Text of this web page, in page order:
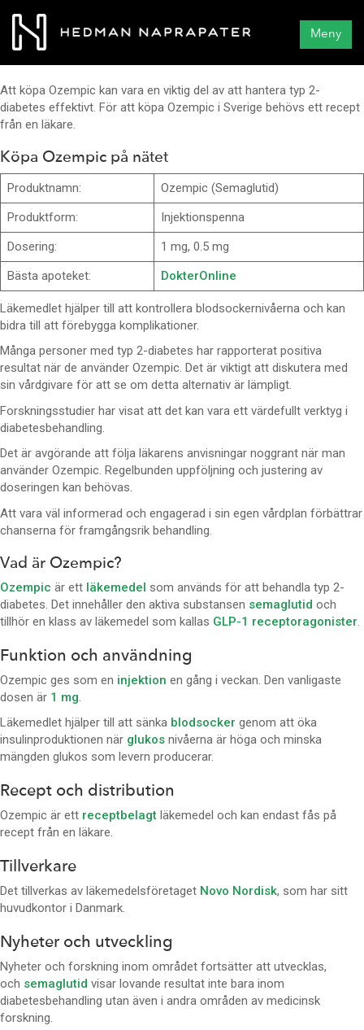
Meny
Att köpa Ozempic kan vara en viktig del av att hantera typ 2-
diabetes effektivt. För att köpa Ozempic i Sverige behövs ett recept
från en läkare.
Köpa Ozempic på nätet
Produktnamn:
Ozempic (Semaglutid)
Produktform:
Injektionspenna
Dosering:
1 mg, 0.5 mg
Bästa apoteket:
DokterOnline
Läkemedlet hjälper till att kontrollera blodsockernivåerna och kan
bidra till att förebygga komplikationer.
Många personer med typ 2-diabetes har rapporterat positiva
resultat när de använder Ozempic. Det är viktigt att diskutera med
sin vårdgivare för att se om detta alternativ är lämpligt.
Forskningsstudier har visat att det kan vara ett värdefullt verktyg i
diabetesbehandling.
Det är avgörande att följa läkarens anvisningar noggrant när man
använder Ozempic. Regelbunden uppföljning och justering av
doseringen kan behövas.
Att vara väl informerad och engagerad i sin egen vårdplan förbättrar
chanserna för framgångsrik behandling.
Vad är Ozempic?
Ozempic är ett läkemedel som används för att behandla typ 2-
diabetes. Det innehåller den aktiva substansen semaglutid och
tillhör en klass av läkemedel som kallas GLP-1 receptoragonister
Funktion och användning
Ozempic ges som en injektion en gång i veckan. Den vanligaste
dosen är 1 mg
Läkemedlet hjälper till att sänka blodsocker genom att öka
insulinproduktionen när glukos nivåerna är höga och minska
mängden glukos som levern producerar.
Recept och distribution
Ozempic är ett receptbelagt läkemedel och kan endast fås på
recept från en läkare.
Tillverkare
Det tillverkas av läkemedelsföretaget Novo Nordisk, som har sitt
huvudkontor i Danmark.
Nyheter och utveckling
Nyheter och forskning inom området fortsätter att utvecklas,
och semaglutid visar lovande resultat inte bara inom
diabetesbehandling utan även i andra områden av medicinsk
forskning.